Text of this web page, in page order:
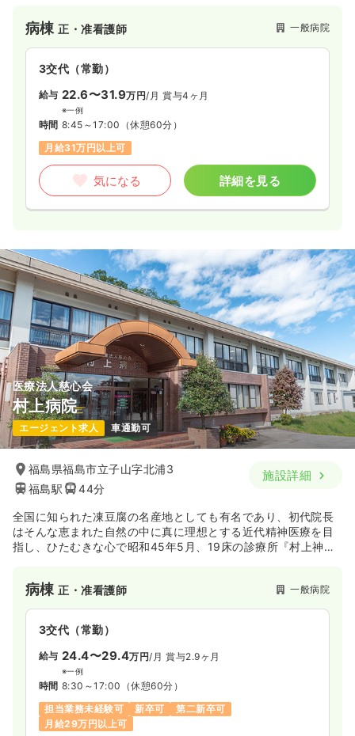
病棟正・准看護師 一般病院
3交代（常勤）
給与 22.6〜31.9万円/月 賞与4ヶ月
※一例
時間 8:45～17:00 （休憩60分）
月給31万円以上可
気になる 詳細を見る
医療法人慈心会
村上病院
エージェント求人 車通勤可
福島県福島市立子山字北浦3
福島駅
44分
施設詳細
全国に知られた凍豆腐の名産地としても有名であり、初代院長
はそんな恵まれた自然の中に真に理想とする近代精神医療を目
指し、ひたむきな心で昭和45年5月、19床の診療所『村上神経
って精神医療に打ち込む熱意は脈々と息づいております。
病棟正・准看護師 一般病院
3交代（常勤）
給与 24.4〜29.4万円/月 賞与2.9ヶ月
※一例
時間 8:30～17:00 （休憩60分）
担当業務未経験可
新卒可
第二新卒可
月給29万円以上可